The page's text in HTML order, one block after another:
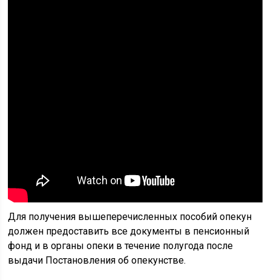
Для получения вышеперечисленных пособий опекун
должен предоставить все документы в пенсионный
фонд и в органы опеки в течение полугода после
выдачи Постановления об опекунстве.